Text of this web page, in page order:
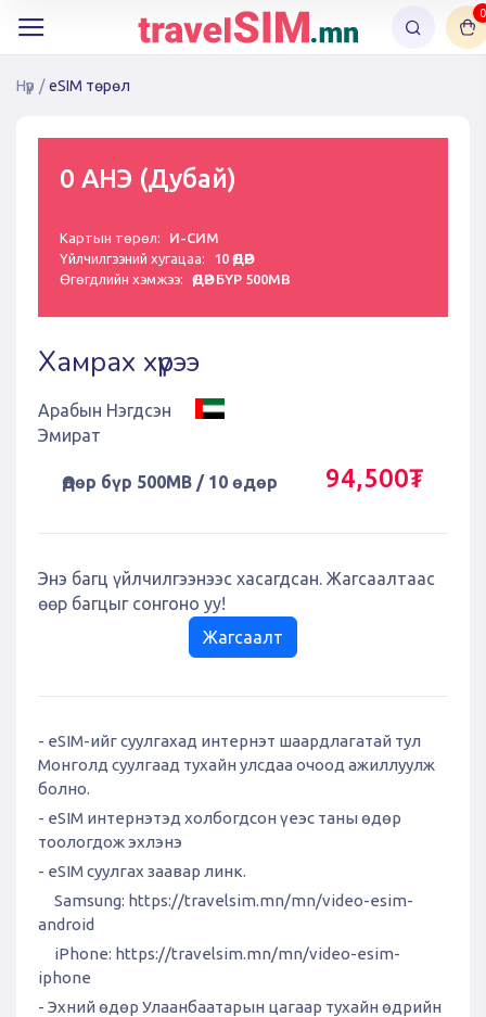
0
Нүүр / eSIM төрөл
0 АНЭ (Дубай)
Картын төрөл:
И-СИМ
Үйлчилгээний хугацаа:
10 ӨДӨР
Өгөгдлийн хэмжээ:
ӨДӨР БҮР 500MB
Хамрах хүрээ
Арабын Нэгдсэн
Эмират
Өдөр бүр 500MB / 10 өдөр 94,500₮
Энэ багц үйлчилгээнээс хасагдсан. Жагсаалтаас
өөр багцыг сонгоно уу!
Жагсаалт
- eSIM-ийг суулгахад интернэт шаардлагатай тул
Монголд суулгаад тухайн улсдаа очоод ажиллуулж
болно.
- eSIM интернэтэд холбогдсон үеэс таны өдөр
тоологдож эхлэнэ
- eSIM суулгах заавар линк.
Samsung: https://travelsim.mn/mn/video-esim-
android
iPhone: https://travelsim.mn/mn/video-esim-
iphone
- Эхний өдөр Улаанбаатарын цагаар тухайн өдрийн